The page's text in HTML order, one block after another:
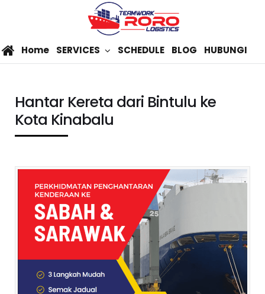
Home SERVICES SCHEDULE BLOG HUBUNGI
Hantar Kereta dari Bintulu ke
Kota Kinabalu